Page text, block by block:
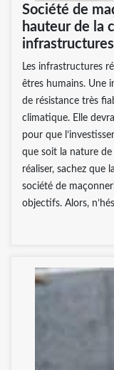
Société de
hauteur de la
infrastructures
Les infrastructures
êtres humains. Une
de résistance très
climatique. Elle
pour que
que soit la nature
réaliser, sachez que
société de
objectifs. Alors,